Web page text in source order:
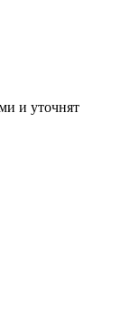
и уточнят